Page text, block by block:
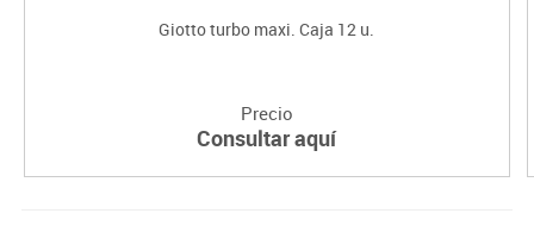
Giotto turbo maxi. Caja 12 u.
Precio
Consultar aquí